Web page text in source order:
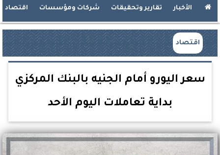
الأخبار تقارير وتحقيقات شركات ومؤسسات اقتصاد
اقتصاد
سعر اليورو أمام الجنيه بالبنك المركزي
بداية تعاملات اليوم الأحد